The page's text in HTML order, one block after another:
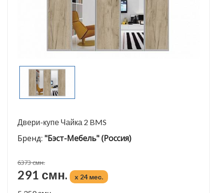
Двери-купе Чайка 2 BMS
Бренд: "Бэст-Мебель" (Россия)
6373 смн.
291 смн. x 24 мес.